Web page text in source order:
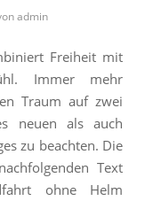
admin
Freiheit mit
Immer mehr
Traum auf zwei
neuen als auch
zu beachten. Die
Text
ohne Helm